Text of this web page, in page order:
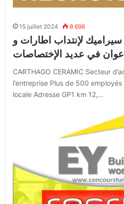
15 juillet 2024 8 696
لإنتداب اطارات و
أعوان في عديد الإختصاصات
CARTHAGO CERAMIC Secteur
l’entreprise Plus de 500
locale Adresse GP1 km 12,…